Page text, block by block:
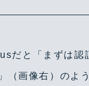
だと「まずは認
画像右）のよ